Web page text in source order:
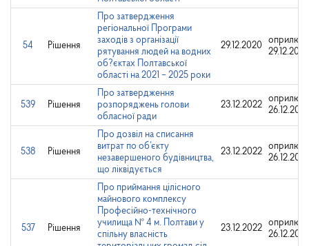
54 Рішення
Про затвердження
регіональної Програми
заходів з організації
рятування людей на водних
об?єктах Полтавської
області на 2021 – 2025 роки
29.12.2020
29.12.2020
539 Рішення
Про затвердження
розпоряджень голови
обласної ради
23.12.2022
26.12.2022
538 Рішення
Про дозвіл на списання
витрат по об’єкту
незавершеного будівництва,
що ліквідується
23.12.2022
26.12.2022
537 Рішення
Про приймання цілісного
майнового комплексу
Професійно-технічного
училища № 4 м. Полтави у
спільну власність
23.12.2022
26.12.2022